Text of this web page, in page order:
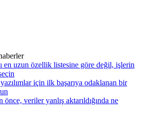
en uzun özellik listesine göre değil, işlerin
için ilk başarıya odaklanan bir
veriler yanlış aktarıldığında ne